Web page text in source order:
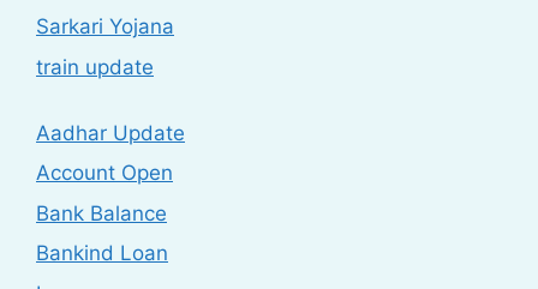
Sarkari Yojana
train update
Aadhar Update
Account Open
Bank Balance
Bankind Loan